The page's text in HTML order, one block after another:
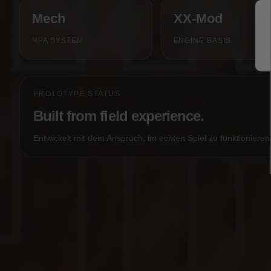
Mech
HPA SYSTEM
XX-Mod
ENGINE BASIS
PROTOTYPE STATUS
Built from field experience.
Entwickelt mit dem Anspruch, im echten Spiel zu